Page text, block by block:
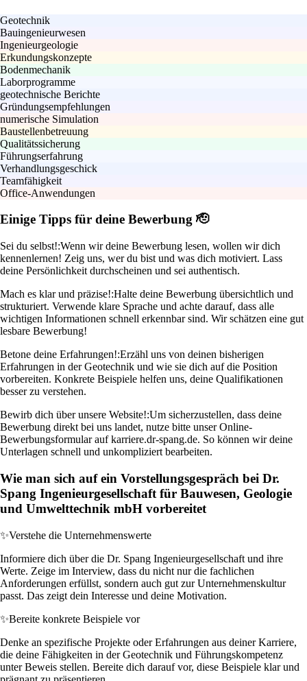
Geotechnik
Bauingenieurwesen
Ingenieurgeologie
Erkundungskonzepte
Bodenmechanik
Laborprogramme
geotechnische Berichte
Gründungsempfehlungen
numerische Simulation
Baustellenbetreuung
Qualitätssicherung
Führungserfahrung
Verhandlungsgeschick
Teamfähigkeit
Office-Anwendungen
Einige Tipps für deine Bewerbung 🫡
Sei du selbst!:Wenn wir deine Bewerbung lesen, wollen wir dich
kennenlernen! Zeig uns, wer du bist und was dich motiviert. Lass
deine Persönlichkeit durchscheinen und sei authentisch.
Mach es klar und präzise!:Halte deine Bewerbung übersichtlich und
strukturiert. Verwende klare Sprache und achte darauf, dass alle
wichtigen Informationen schnell erkennbar sind. Wir schätzen eine gut
lesbare Bewerbung!
Betone deine Erfahrungen!:Erzähl uns von deinen bisherigen
Erfahrungen in der Geotechnik und wie sie dich auf die Position
vorbereiten. Konkrete Beispiele helfen uns, deine Qualifikationen
besser zu verstehen.
Bewirb dich über unsere Website!:Um sicherzustellen, dass deine
Bewerbung direkt bei uns landet, nutze bitte unser Online-
Bewerbungsformular auf karriere.dr-spang.de. So können wir deine
Unterlagen schnell und unkompliziert bearbeiten.
Wie man sich auf ein Vorstellungsgespräch bei Dr.
Spang Ingenieurgesellschaft für Bauwesen, Geologie
und Umwelttechnik mbH vorbereitet
✨Verstehe die Unternehmenswerte
Informiere dich über die Dr. Spang Ingenieurgesellschaft und ihre
Werte. Zeige im Interview, dass du nicht nur die fachlichen
Anforderungen erfüllst, sondern auch gut zur Unternehmenskultur
passt. Das zeigt dein Interesse und deine Motivation.
✨Bereite konkrete Beispiele vor
Denke an spezifische Projekte oder Erfahrungen aus deiner Karriere,
die deine Fähigkeiten in der Geotechnik und Führungskompetenz
unter Beweis stellen. Bereite dich darauf vor, diese Beispiele klar und